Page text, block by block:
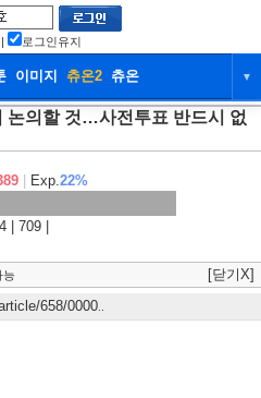
| 로그인유지
이미지 츄온2 츄온 ▼
커뮤니티 애니만화
논의할 것…사전투표 반드시 없
Exp.22%
| 709 |
능
[닫기X]
658/0000